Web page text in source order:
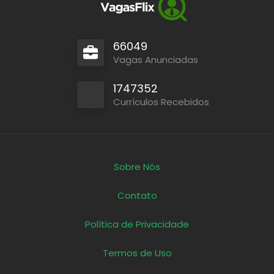
66049
Vagas Anunciadas
1747352
Currículos Recebidos
Sobre Nós
Contato
Política de Privacidade
Termos de Uso